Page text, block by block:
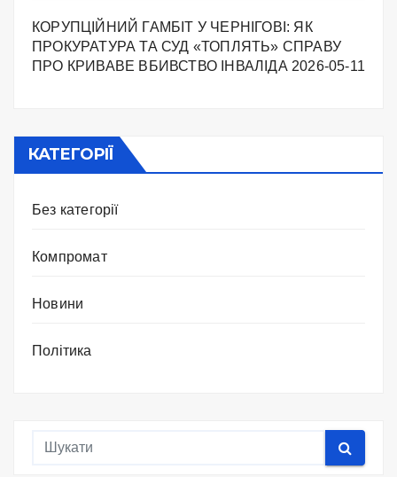
КОРУПЦІЙНИЙ ГАМБІТ У ЧЕРНІГОВІ: ЯК
ПРОКУРАТУРА ТА СУД «ТОПЛЯТЬ» СПРАВУ
ПРО КРИВАВЕ ВБИВСТВО ІНВАЛІДА 2026-05-11
КАТЕГОРІЇ
Без категорії
Компромат
Новини
Політика